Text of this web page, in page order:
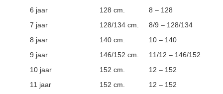
6 jaar
128 cm.
8 – 128
7 jaar
128/134 cm.
8/9 – 128/134
8 jaar
140 cm.
10 – 140
9 jaar
146/152 cm.
11/12 – 146/152
10 jaar
152 cm.
12 – 152
11 jaar
152 cm. 12 – 152